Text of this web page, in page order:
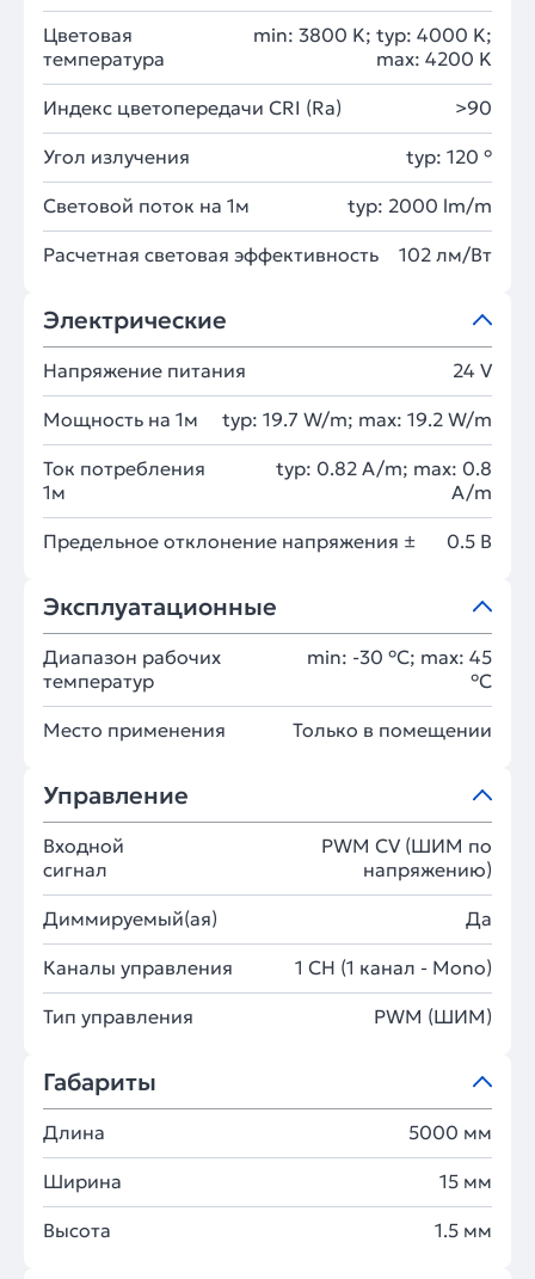
Цветовая
температура
min: 3800 K; typ: 4000 K;
max: 4200 K
Индекс цветопередачи CRI (Ra) >90
Угол излучения typ: 120 °
Световой поток на 1м typ: 2000 lm/m
Расчетная световая эффективность 102 лм/Вт
Электрические
Напряжение питания 24 V
Мощность на 1м typ: 19.7 W/m; max: 19.2 W/m
Ток потребления
1м
typ: 0.82 A/m; max: 0.8
A/m
Предельное отклонение напряжения ± 0.5 В
Эксплуатационные
Диапазон рабочих
температур
min: -30 °C; max: 45
°C
Место применения Только в помещении
Управление
Входной
сигнал
PWM СV (ШИМ по
напряжению)
Диммируемый(ая) Да
Каналы управления 1 CH (1 канал - Mono)
Тип управления PWM (ШИМ)
Габариты
Длина 5000 мм
Ширина 15 мм
Высота 1.5 мм